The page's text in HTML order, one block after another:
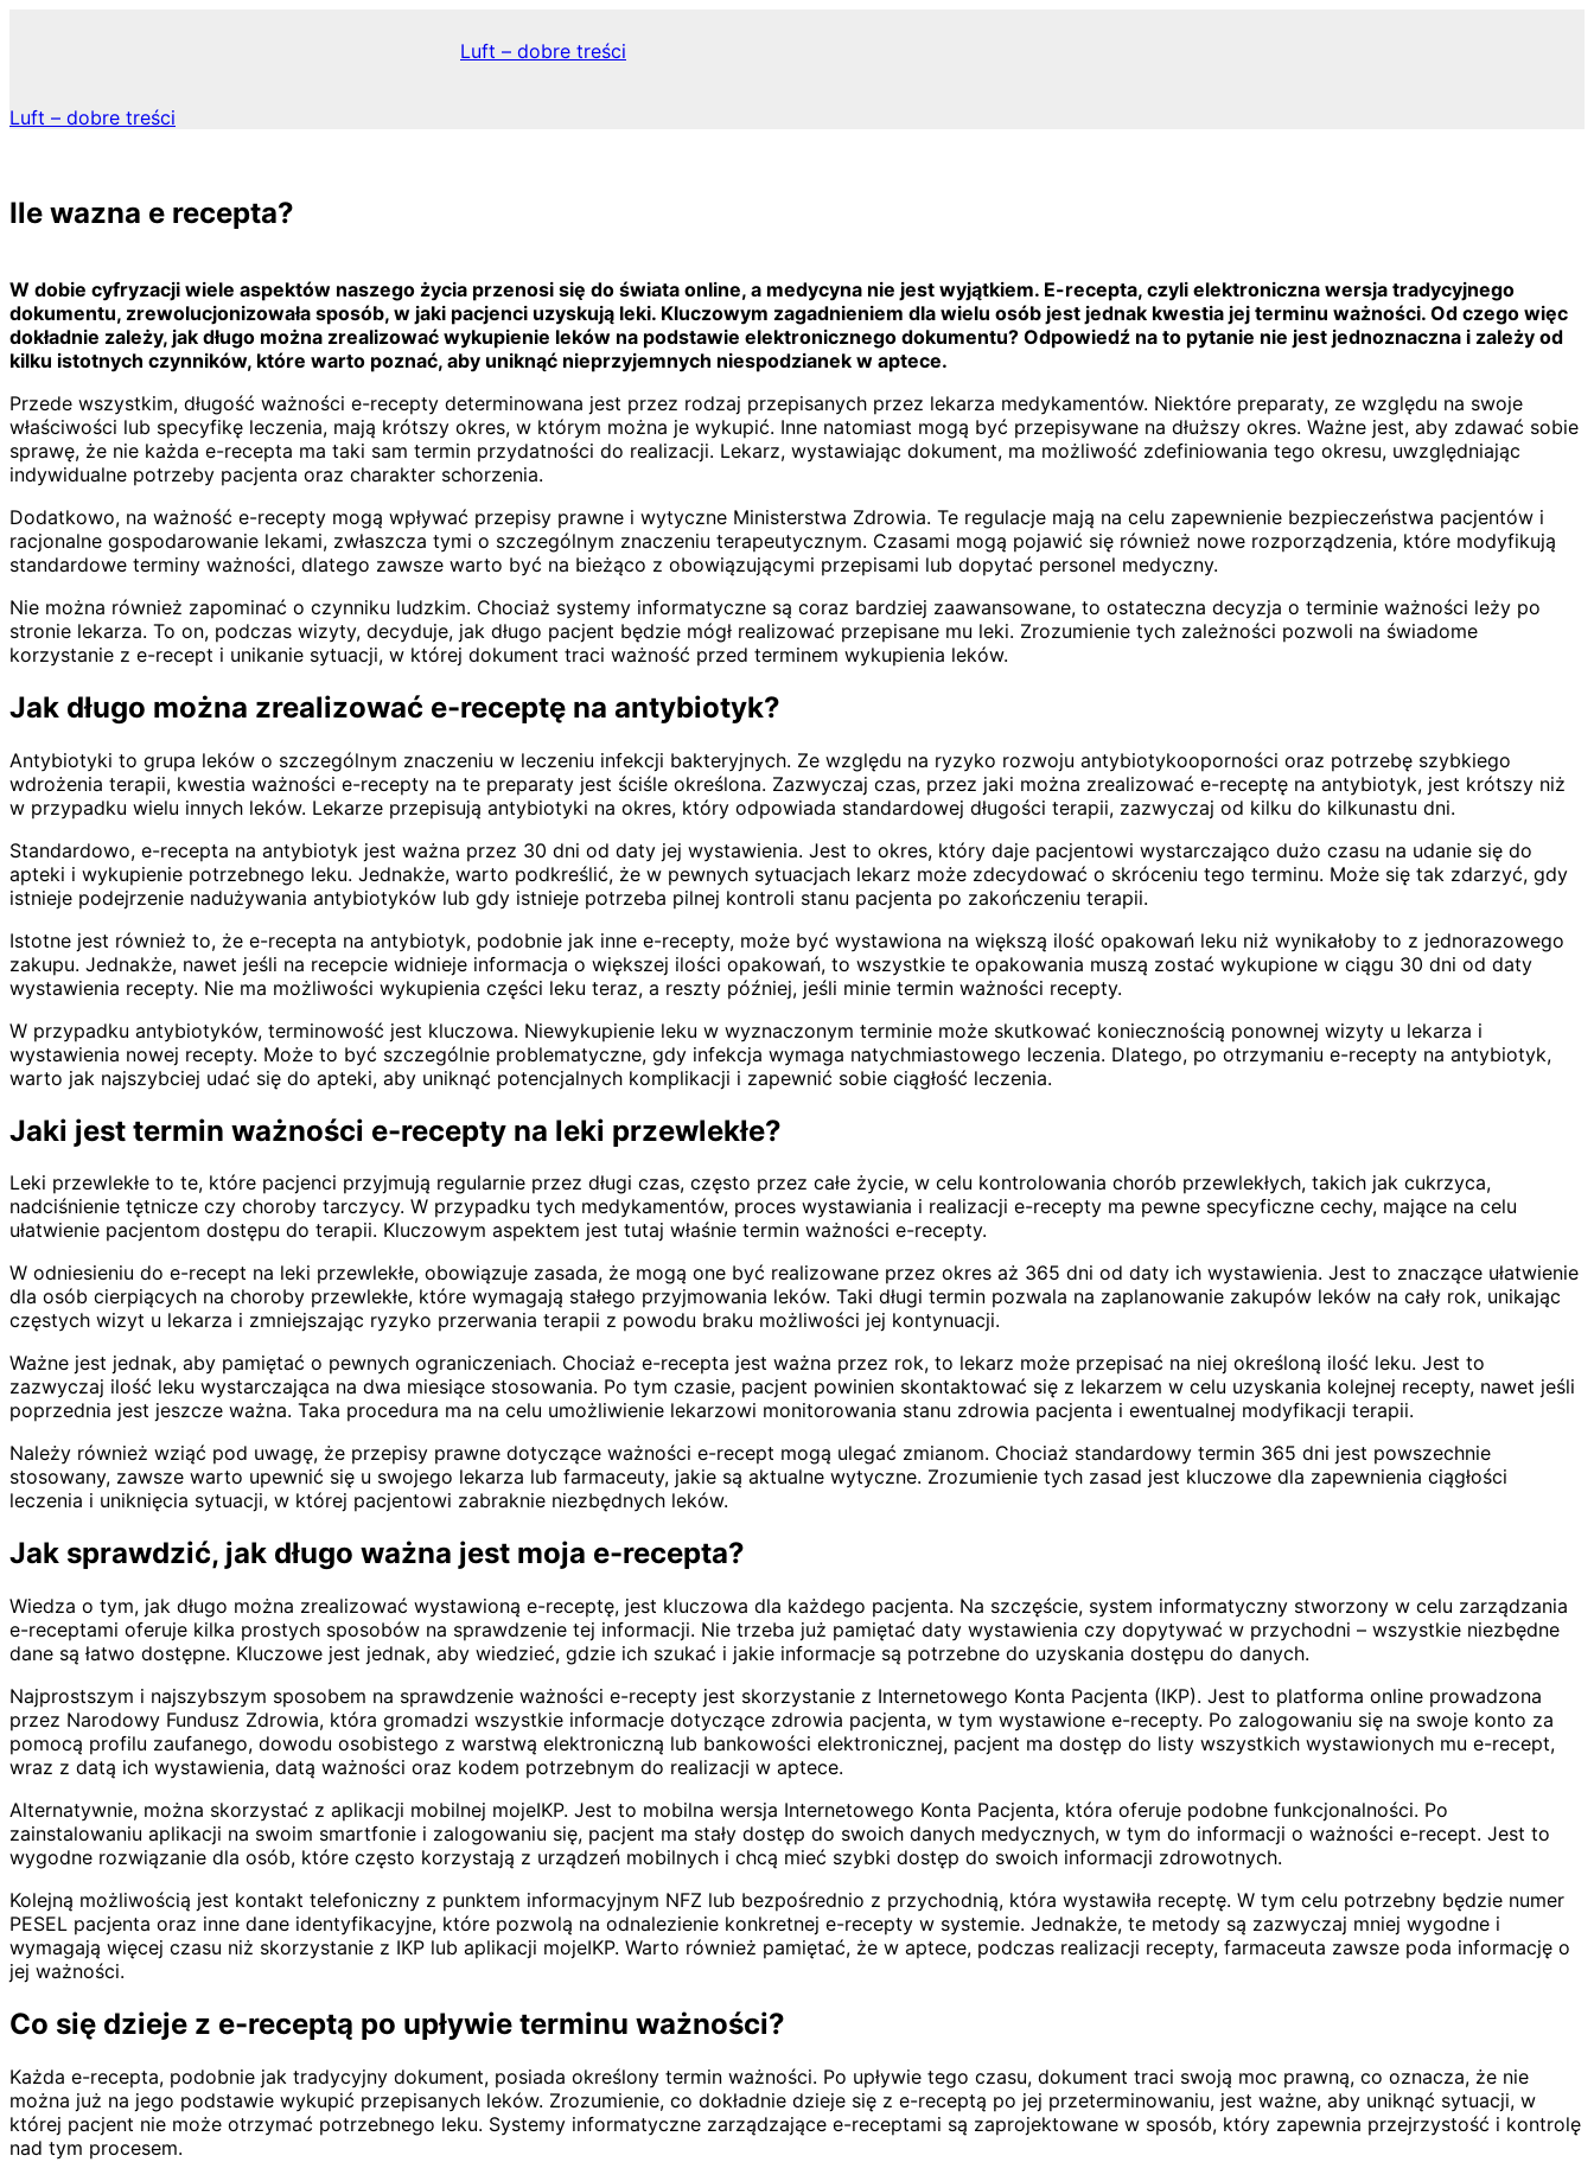
Luft – dobre treści
Luft – dobre treści
Ile wazna e recepta?
W dobie cyfryzacji wiele aspektów naszego życia przenosi się do świata online, a medycyna nie jest wyjątkiem. E-recepta, czyli elektroniczna wersja tradycyjnego
dokumentu, zrewolucjonizowała sposób, w jaki pacjenci uzyskują leki. Kluczowym zagadnieniem dla wielu osób jest jednak kwestia jej terminu ważności. Od czego więc
dokładnie zależy, jak długo można zrealizować wykupienie leków na podstawie elektronicznego dokumentu? Odpowiedź na to pytanie nie jest jednoznaczna i zależy od
kilku istotnych czynników, które warto poznać, aby uniknąć nieprzyjemnych niespodzianek w aptece.
Przede wszystkim, długość ważności e-recepty determinowana jest przez rodzaj przepisanych przez lekarza medykamentów. Niektóre preparaty, ze względu na swoje
właściwości lub specyfikę leczenia, mają krótszy okres, w którym można je wykupić. Inne natomiast mogą być przepisywane na dłuższy okres. Ważne jest, aby zdawać sobie
sprawę, że nie każda e-recepta ma taki sam termin przydatności do realizacji. Lekarz, wystawiając dokument, ma możliwość zdefiniowania tego okresu, uwzględniając
indywidualne potrzeby pacjenta oraz charakter schorzenia.
Dodatkowo, na ważność e-recepty mogą wpływać przepisy prawne i wytyczne Ministerstwa Zdrowia. Te regulacje mają na celu zapewnienie bezpieczeństwa pacjentów i
racjonalne gospodarowanie lekami, zwłaszcza tymi o szczególnym znaczeniu terapeutycznym. Czasami mogą pojawić się również nowe rozporządzenia, które modyfikują
standardowe terminy ważności, dlatego zawsze warto być na bieżąco z obowiązującymi przepisami lub dopytać personel medyczny.
Nie można również zapominać o czynniku ludzkim. Chociaż systemy informatyczne są coraz bardziej zaawansowane, to ostateczna decyzja o terminie ważności leży po
stronie lekarza. To on, podczas wizyty, decyduje, jak długo pacjent będzie mógł realizować przepisane mu leki. Zrozumienie tych zależności pozwoli na świadome
korzystanie z e-recept i unikanie sytuacji, w której dokument traci ważność przed terminem wykupienia leków.
Jak długo można zrealizować e-receptę na antybiotyk?
Antybiotyki to grupa leków o szczególnym znaczeniu w leczeniu infekcji bakteryjnych. Ze względu na ryzyko rozwoju antybiotykooporności oraz potrzebę szybkiego
wdrożenia terapii, kwestia ważności e-recepty na te preparaty jest ściśle określona. Zazwyczaj czas, przez jaki można zrealizować e-receptę na antybiotyk, jest krótszy niż
w przypadku wielu innych leków. Lekarze przepisują antybiotyki na okres, który odpowiada standardowej długości terapii, zazwyczaj od kilku do kilkunastu dni.
Standardowo, e-recepta na antybiotyk jest ważna przez 30 dni od daty jej wystawienia. Jest to okres, który daje pacjentowi wystarczająco dużo czasu na udanie się do
apteki i wykupienie potrzebnego leku. Jednakże, warto podkreślić, że w pewnych sytuacjach lekarz może zdecydować o skróceniu tego terminu. Może się tak zdarzyć, gdy
istnieje podejrzenie nadużywania antybiotyków lub gdy istnieje potrzeba pilnej kontroli stanu pacjenta po zakończeniu terapii.
Istotne jest również to, że e-recepta na antybiotyk, podobnie jak inne e-recepty, może być wystawiona na większą ilość opakowań leku niż wynikałoby to z jednorazowego
zakupu. Jednakże, nawet jeśli na recepcie widnieje informacja o większej ilości opakowań, to wszystkie te opakowania muszą zostać wykupione w ciągu 30 dni od daty
wystawienia recepty. Nie ma możliwości wykupienia części leku teraz, a reszty później, jeśli minie termin ważności recepty.
W przypadku antybiotyków, terminowość jest kluczowa. Niewykupienie leku w wyznaczonym terminie może skutkować koniecznością ponownej wizyty u lekarza i
wystawienia nowej recepty. Może to być szczególnie problematyczne, gdy infekcja wymaga natychmiastowego leczenia. Dlatego, po otrzymaniu e-recepty na antybiotyk,
warto jak najszybciej udać się do apteki, aby uniknąć potencjalnych komplikacji i zapewnić sobie ciągłość leczenia.
Jaki jest termin ważności e-recepty na leki przewlekłe?
Leki przewlekłe to te, które pacjenci przyjmują regularnie przez długi czas, często przez całe życie, w celu kontrolowania chorób przewlekłych, takich jak cukrzyca,
nadciśnienie tętnicze czy choroby tarczycy. W przypadku tych medykamentów, proces wystawiania i realizacji e-recepty ma pewne specyficzne cechy, mające na celu
ułatwienie pacjentom dostępu do terapii. Kluczowym aspektem jest tutaj właśnie termin ważności e-recepty.
W odniesieniu do e-recept na leki przewlekłe, obowiązuje zasada, że mogą one być realizowane przez okres aż 365 dni od daty ich wystawienia. Jest to znaczące ułatwienie
dla osób cierpiących na choroby przewlekłe, które wymagają stałego przyjmowania leków. Taki długi termin pozwala na zaplanowanie zakupów leków na cały rok, unikając
częstych wizyt u lekarza i zmniejszając ryzyko przerwania terapii z powodu braku możliwości jej kontynuacji.
Ważne jest jednak, aby pamiętać o pewnych ograniczeniach. Chociaż e-recepta jest ważna przez rok, to lekarz może przepisać na niej określoną ilość leku. Jest to
zazwyczaj ilość leku wystarczająca na dwa miesiące stosowania. Po tym czasie, pacjent powinien skontaktować się z lekarzem w celu uzyskania kolejnej recepty, nawet jeśli
poprzednia jest jeszcze ważna. Taka procedura ma na celu umożliwienie lekarzowi monitorowania stanu zdrowia pacjenta i ewentualnej modyfikacji terapii.
Należy również wziąć pod uwagę, że przepisy prawne dotyczące ważności e-recept mogą ulegać zmianom. Chociaż standardowy termin 365 dni jest powszechnie
stosowany, zawsze warto upewnić się u swojego lekarza lub farmaceuty, jakie są aktualne wytyczne. Zrozumienie tych zasad jest kluczowe dla zapewnienia ciągłości
leczenia i uniknięcia sytuacji, w której pacjentowi zabraknie niezbędnych leków.
Jak sprawdzić, jak długo ważna jest moja e-recepta?
Wiedza o tym, jak długo można zrealizować wystawioną e-receptę, jest kluczowa dla każdego pacjenta. Na szczęście, system informatyczny stworzony w celu zarządzania
e-receptami oferuje kilka prostych sposobów na sprawdzenie tej informacji. Nie trzeba już pamiętać daty wystawienia czy dopytywać w przychodni – wszystkie niezbędne
dane są łatwo dostępne. Kluczowe jest jednak, aby wiedzieć, gdzie ich szukać i jakie informacje są potrzebne do uzyskania dostępu do danych.
Najprostszym i najszybszym sposobem na sprawdzenie ważności e-recepty jest skorzystanie z Internetowego Konta Pacjenta (IKP). Jest to platforma online prowadzona
przez Narodowy Fundusz Zdrowia, która gromadzi wszystkie informacje dotyczące zdrowia pacjenta, w tym wystawione e-recepty. Po zalogowaniu się na swoje konto za
pomocą profilu zaufanego, dowodu osobistego z warstwą elektroniczną lub bankowości elektronicznej, pacjent ma dostęp do listy wszystkich wystawionych mu e-recept,
wraz z datą ich wystawienia, datą ważności oraz kodem potrzebnym do realizacji w aptece.
Alternatywnie, można skorzystać z aplikacji mobilnej mojeIKP. Jest to mobilna wersja Internetowego Konta Pacjenta, która oferuje podobne funkcjonalności. Po
zainstalowaniu aplikacji na swoim smartfonie i zalogowaniu się, pacjent ma stały dostęp do swoich danych medycznych, w tym do informacji o ważności e-recept. Jest to
wygodne rozwiązanie dla osób, które często korzystają z urządzeń mobilnych i chcą mieć szybki dostęp do swoich informacji zdrowotnych.
Kolejną możliwością jest kontakt telefoniczny z punktem informacyjnym NFZ lub bezpośrednio z przychodnią, która wystawiła receptę. W tym celu potrzebny będzie numer
PESEL pacjenta oraz inne dane identyfikacyjne, które pozwolą na odnalezienie konkretnej e-recepty w systemie. Jednakże, te metody są zazwyczaj mniej wygodne i
wymagają więcej czasu niż skorzystanie z IKP lub aplikacji mojeIKP. Warto również pamiętać, że w aptece, podczas realizacji recepty, farmaceuta zawsze poda informację o
jej ważności.
Co się dzieje z e-receptą po upływie terminu ważności?
Każda e-recepta, podobnie jak tradycyjny dokument, posiada określony termin ważności. Po upływie tego czasu, dokument traci swoją moc prawną, co oznacza, że nie
można już na jego podstawie wykupić przepisanych leków. Zrozumienie, co dokładnie dzieje się z e-receptą po jej przeterminowaniu, jest ważne, aby uniknąć sytuacji, w
której pacjent nie może otrzymać potrzebnego leku. Systemy informatyczne zarządzające e-receptami są zaprojektowane w sposób, który zapewnia przejrzystość i kontrolę
nad tym procesem.